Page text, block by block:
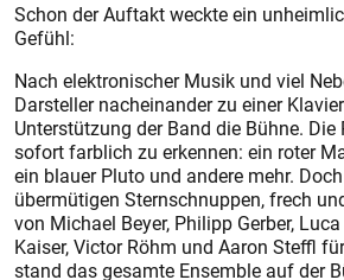
Schon der Auftakt weckte ein
Gefühl:
Nach elektronischer Musik und viel
Darsteller nacheinander zu einer
Unterstützung der Band die Bühne. Die
sofort farblich zu erkennen: ein roter
ein blauer Pluto und andere mehr.
übermütigen Sternschnuppen, frech
von Michael Beyer, Philipp Gerber,
Kaiser, Victor Röhm und Aaron Steffl
stand das gesamte Ensemble auf der